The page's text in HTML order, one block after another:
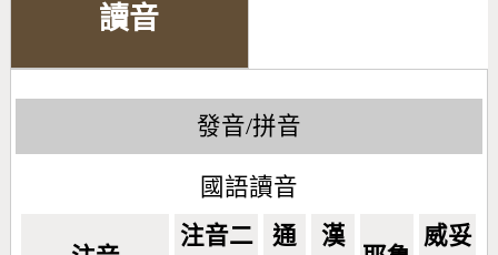
讀音
發音/拼音
國語讀音
注音二 通 漢 威妥